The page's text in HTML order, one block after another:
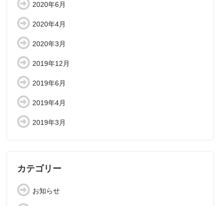
2020年6月
2020年4月
2020年3月
2019年12月
2019年6月
2019年4月
2019年3月
カテゴリー
お知らせ